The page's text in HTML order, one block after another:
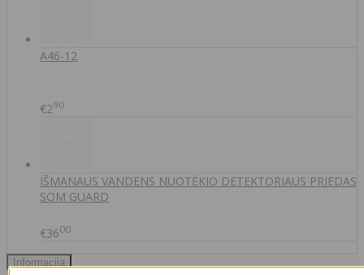
A46-12
€290
IŠMANAUS VANDENS NUOTĖKIO DETEKTORIAUS PRIEDAS
SOM GUARD
€3600
Informacija